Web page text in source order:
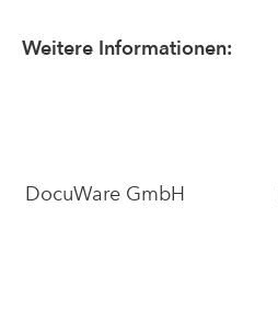
Weitere Informationen:
DocuWare GmbH